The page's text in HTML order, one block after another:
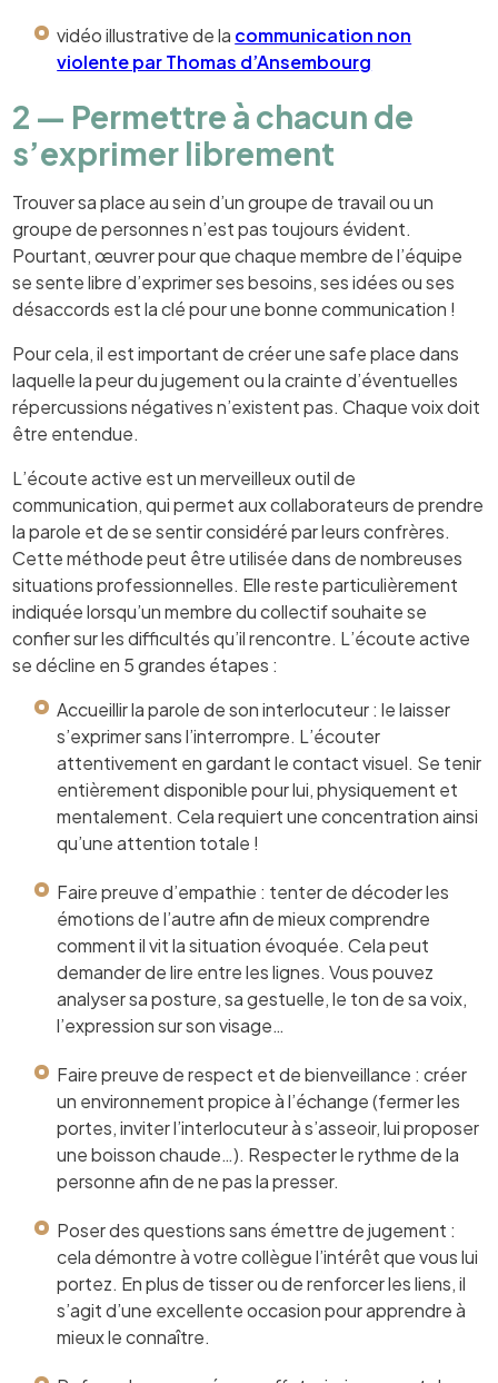
vidéo illustrative de la communication non
violente par Thomas d’Ansembourg
2 — Permettre à chacun de
s’exprimer librement
Trouver sa place au sein d’un groupe de travail ou un
groupe de personnes n’est pas toujours évident.
Pourtant, œuvrer pour que chaque membre de l’équipe
se sente libre d’exprimer ses besoins, ses idées ou ses
désaccords est la clé pour une bonne communication !
Pour cela, il est important de créer une safe place dans
laquelle la peur du jugement ou la crainte d’éventuelles
répercussions négatives n’existent pas. Chaque voix doit
être entendue.
L’écoute active est un merveilleux outil de
communication, qui permet aux collaborateurs de prendre
la parole et de se sentir considéré par leurs confrères.
Cette méthode peut être utilisée dans de nombreuses
situations professionnelles. Elle reste particulièrement
indiquée lorsqu’un membre du collectif souhaite se
confier sur les difficultés qu’il rencontre. L’écoute active
se décline en 5 grandes étapes :
Accueillir la parole de son interlocuteur : le laisser
s’exprimer sans l’interrompre. L’écouter
attentivement en gardant le contact visuel. Se tenir
entièrement disponible pour lui, physiquement et
mentalement. Cela requiert une concentration ainsi
qu’une attention totale !
Faire preuve d’empathie : tenter de décoder les
émotions de l’autre afin de mieux comprendre
comment il vit la situation évoquée. Cela peut
demander de lire entre les lignes. Vous pouvez
analyser sa posture, sa gestuelle, le ton de sa voix,
l’expression sur son visage…
Faire preuve de respect et de bienveillance : créer
un environnement propice à l’échange (fermer les
portes, inviter l’interlocuteur à s’asseoir, lui proposer
une boisson chaude…). Respecter le rythme de la
personne afin de ne pas la presser.
Poser des questions sans émettre de jugement :
cela démontre à votre collègue l’intérêt que vous lui
portez. En plus de tisser ou de renforcer les liens, il
s’agit d’une excellente occasion pour apprendre à
mieux le connaître.